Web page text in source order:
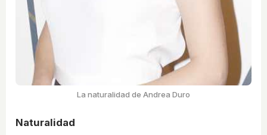
La naturalidad de Andrea Duro
Naturalidad